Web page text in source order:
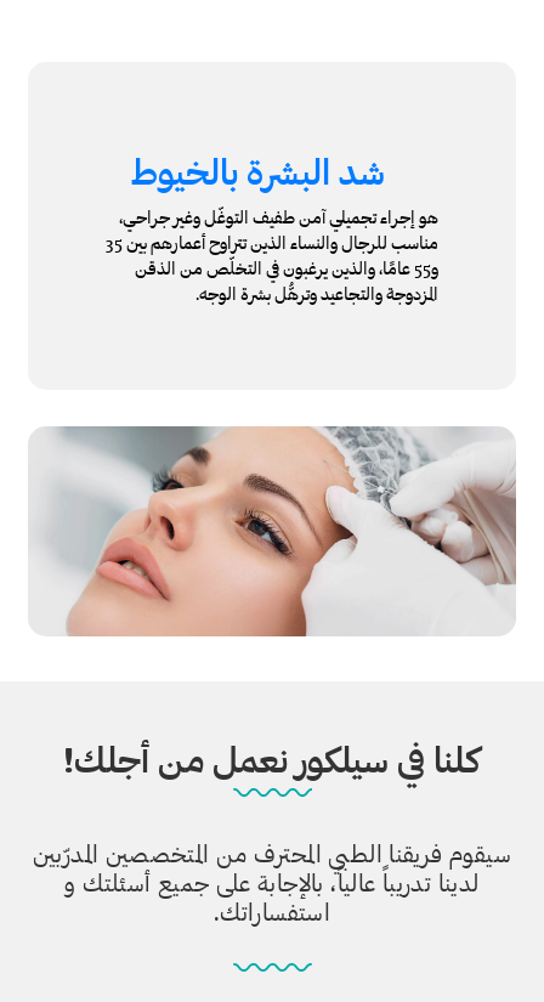
شد البشرة بالخيوط
هو إجراء تجميلي آمن طفيف التوغّل وغير جراحي،
مناسب للرجال والنساء الذين تتراوح أعمارهم بين 35
و55 عامًا، والذين يرغبون في التخلّص من الذقن
المزدوجة والتجاعيد وترهُّل بشرة الوجه.
كلنا في سيلكور نعمل من أجلك!
سيقوم فريقنا الطبي المحترف من المتخصصين المدرّبين
لدينا تدريباً عالياً، بالإجابة على جميع أسئلتك و
استفساراتك.